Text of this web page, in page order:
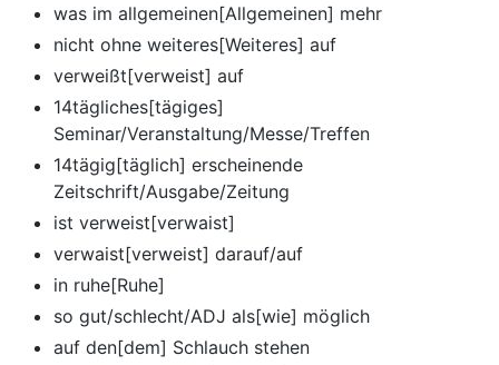
was im allgemeinen[Allgemeinen] mehr
nicht ohne weiteres[Weiteres] auf
verweißt[verweist] auf
14tägliches[tägiges]
Seminar/Veranstaltung/Messe/Treffen
14tägig[täglich] erscheinende
Zeitschrift/Ausgabe/Zeitung
ist verweist[verwaist]
verwaist[verweist] darauf/auf
in ruhe[Ruhe]
so gut/schlecht/ADJ als[wie] möglich
auf den[dem] Schlauch stehen